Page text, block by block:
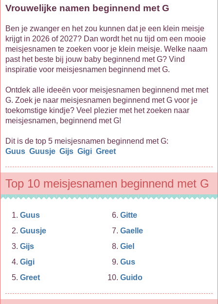
Vrouwelijke namen beginnend met G
Ben je zwanger en het zou kunnen dat je een klein meisje
krijgt in 2026 of 2027? Dan wordt het nu tijd om een mooie
meisjesnamen te zoeken voor je klein meisje. Welke naam
past het beste bij jouw baby beginnend met G? Vind
inspiratie voor meisjesnamen beginnend met G.
Ontdek alle ideeën voor meisjesnamen beginnend met met
G. Zoek je naar meisjesnamen beginnend met G voor je
toekomstige kindje? Veel plezier met het zoeken naar
meisjesnamen, beginnend met G!
Dit is de top 5 meisjesnamen beginnend met G:
Guus Guusje Gijs Gigi Greet
Top 10 meisjesnamen beginnend met G
Guus
Guusje
Gijs
Gigi
Greet
Gitte
Gaelle
Giel
Gus
Guido